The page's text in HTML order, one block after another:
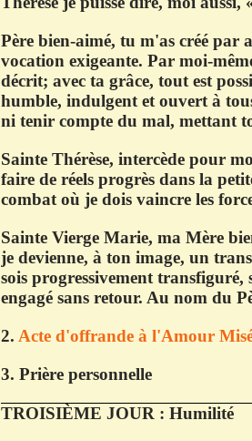
Père bien-aimé, tu m'as créé par
vocation exigeante. Par moi-
décrit; avec ta grâce, tout est
humble, indulgent et ouvert à
ni tenir compte du mal, mettant
Sainte Thérèse, intercède pour
faire de réels progrès dans la
combat où je dois vaincre les
Sainte Vierge Marie, ma Mère
je devienne, à ton image, un
sois progressivement
engagé sans retour. Au nom du
2. Acte d'offrande à l'Amour
3. Prière personnelle
TROISIÈME JOUR : Humilité